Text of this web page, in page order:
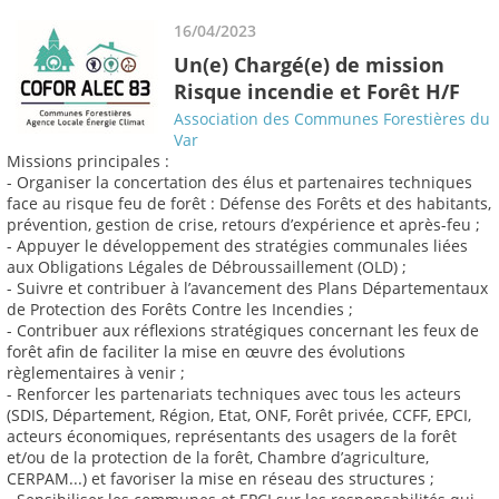
16/04/2023
Un(e) Chargé(e) de mission
Risque incendie et Forêt H/F
Association des Communes Forestières du
Var
Missions principales :
- Organiser la concertation des élus et partenaires techniques
face au risque feu de forêt : Défense des Forêts et des habitants,
prévention, gestion de crise, retours d’expérience et après-feu ;
- Appuyer le développement des stratégies communales liées
aux Obligations Légales de Débroussaillement (OLD) ;
- Suivre et contribuer à l’avancement des Plans Départementaux
de Protection des Forêts Contre les Incendies ;
- Contribuer aux réflexions stratégiques concernant les feux de
forêt afin de faciliter la mise en œuvre des évolutions
règlementaires à venir ;
- Renforcer les partenariats techniques avec tous les acteurs
(SDIS, Département, Région, Etat, ONF, Forêt privée, CCFF, EPCI,
acteurs économiques, représentants des usagers de la forêt
et/ou de la protection de la forêt, Chambre d’agriculture,
CERPAM...) et favoriser la mise en réseau des structures ;